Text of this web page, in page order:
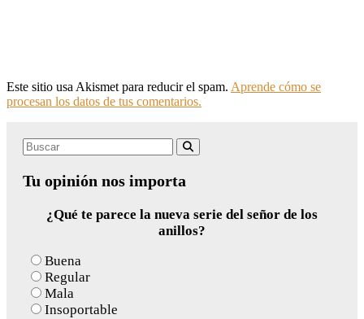
Este sitio usa Akismet para reducir el spam. Aprende cómo se
procesan los datos de tus comentarios.
Search
Tu opinión nos importa
¿Qué te parece la nueva serie del señor de los
anillos?
Buena
Regular
Mala
Insoportable